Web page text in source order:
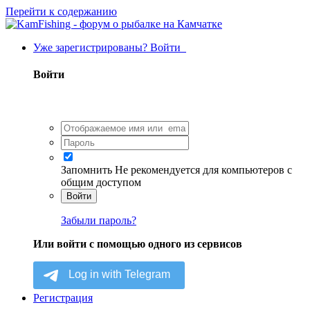
Перейти к содержанию
Уже зарегистрированы? Войти
Войти
Запомнить Не рекомендуется для компьютеров с
общим доступом
Войти
Забыли пароль?
Или войти с помощью одного из сервисов
Регистрация